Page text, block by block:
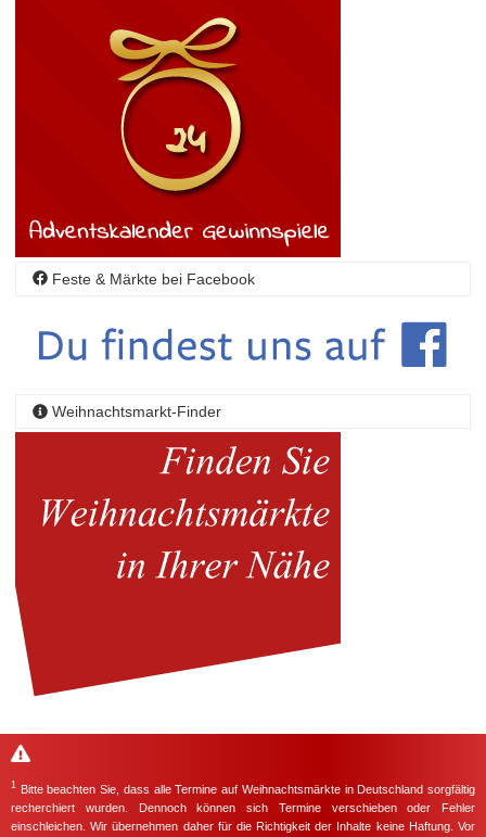
Feste & Märkte bei Facebook
Weihnachtsmarkt-Finder
1 Bitte beachten Sie, dass alle Termine auf Weihnachtsmärkte in Deutschland sorgfältig
recherchiert wurden. Dennoch können sich Termine verschieben oder Fehler
einschleichen. Wir übernehmen daher für die Richtigkeit der Inhalte keine Haftung. Vor